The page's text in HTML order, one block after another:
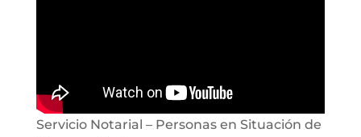
Servicio Notarial – Personas en Situación de